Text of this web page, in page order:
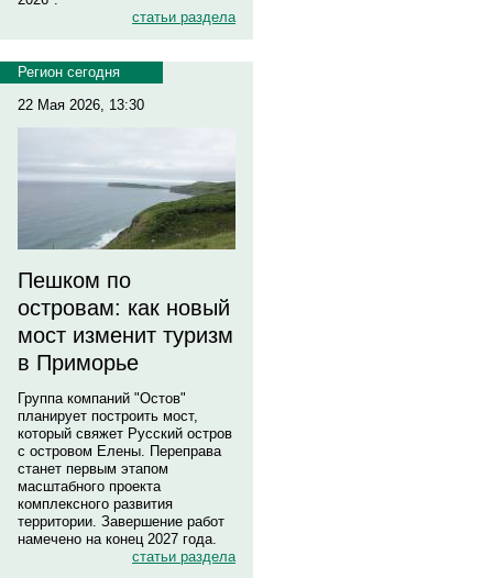
статьи раздела
Регион сегодня
22 Мая 2026, 13:30
Пешком по
островам: как новый
мост изменит туризм
в Приморье
Группа компаний "Остов"
планирует построить мост,
который свяжет Русский остров
с островом Елены. Переправа
станет первым этапом
масштабного проекта
комплексного развития
территории. Завершение работ
намечено на конец 2027 года.
статьи раздела